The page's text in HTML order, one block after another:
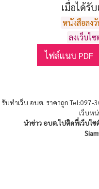
เมื่อได้รั
หนังสือลง
ลงเว็บไ
ไฟล์แนบ PDF
รับทำเว็บ อบต. ราคาถูก Tel:097-
เว็บห
นำข่าว อบต.ไปติดที่เว็บไ